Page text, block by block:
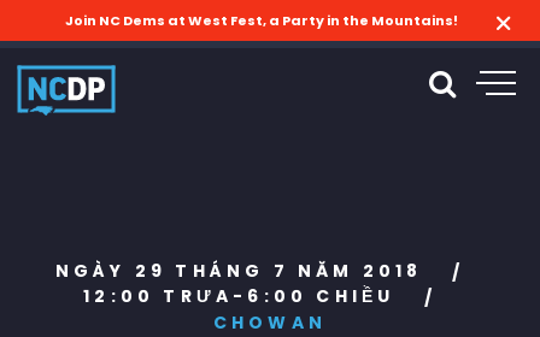
Join NC Dems at West Fest, a Party in the Mountains!
NGÀY 29 THÁNG 7 NĂM 2018
/
12:00 TRƯA-6:00 CHIỀU
/
CHOWAN